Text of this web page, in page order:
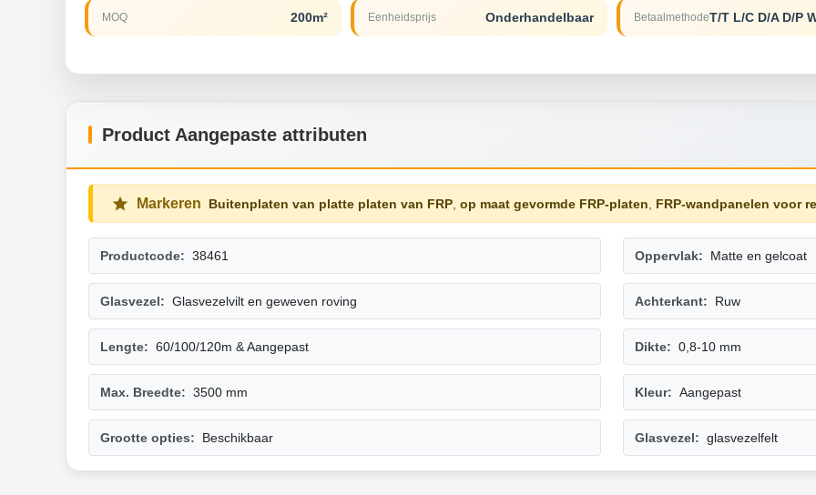
MOQ 200m² Eenheidsprijs Onderhandelbaar Betaalmethode
Product Aangepaste attributen
Markeren Buitenplaten van platte platen van FRP op maat gevormde FRP-platen FRP-wandpanelen voor
Productcode: 38461 Oppervlak: Matte en gelcoat
Glasvezel: Glasvezelvilt en geweven roving Achterkant: Ruw
Lengte: 60/100/120m & Aangepast Dikte: 0,8-10 mm
Max. Breedte: 3500 mm Kleur: Aangepast
Grootte opties: Beschikbaar Glasvezel: glasvezelfelt